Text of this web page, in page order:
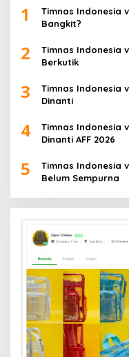
1
Timnas Indonesia
Bangkit?
2
Timnas Indonesia
Berkutik
3
Timnas Indonesia
Dinanti
4
Timnas Indonesia
Dinanti AFF 2026
5
Timnas Indonesia
Belum Sempurna